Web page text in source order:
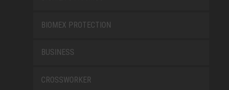
BIOMEX PROTECTION
BUSINESS
CROSSWORKER